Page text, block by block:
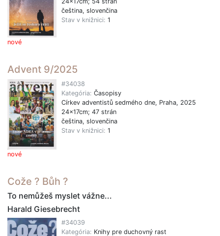
nové
čeština, slovenčina
Stav v knižnici: 1
Advent 9/2025
nové
#34038
Kategória: Časopisy
Církev adventistů sedmého dne, Praha, 2025
24x17cm; 47 strán
čeština, slovenčina
Stav v knižnici: 1
Cože ? Bůh ?
To nemůžeš myslet vážne...
Harald Giesebrecht
#34039
Kategória: Knihy pre duchovný rast